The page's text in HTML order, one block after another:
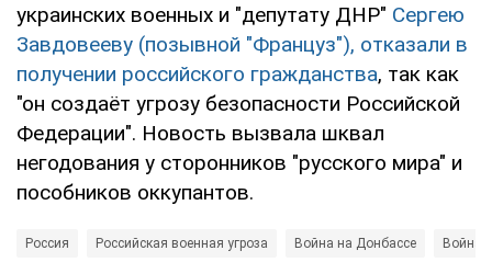
украинских военных и "депутату ДНР" Сергею
Завдовееву (позывной "Француз"), отказали в
получении российского гражданства, так как
"он создаёт угрозу безопасности Российской
Федерации". Новость вызвала шквал
негодования у сторонников "русского мира" и
пособников оккупантов.
Россия Российская военная угроза Война на Донбассе Война